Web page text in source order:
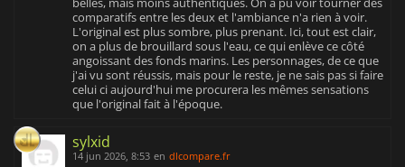
comparatifs entre les deux et l'ambiance n'a rien à voir.
L'original est plus sombre, plus prenant. Ici, tout est clair,
on a plus de brouillard sous l'eau, ce qui enlève ce côté
angoissant des fonds marins. Les personnages, de ce que
j'ai vu sont réussis, mais pour le reste, je ne sais pas si faire
celui ci aujourd'hui me procurera les mêmes sensations
que l'original fait à l'époque.
sylxid
14 jun 2026, 8:53 en dlcompare.fr